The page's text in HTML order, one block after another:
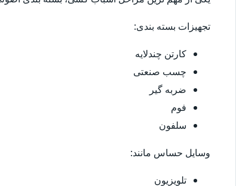
تجهیزات بسته بندی:
کارتن چندلایه
چسب صنعتی
ضربه گیر
فوم
سلفون
وسایل حساس مانند:
تلویزیون